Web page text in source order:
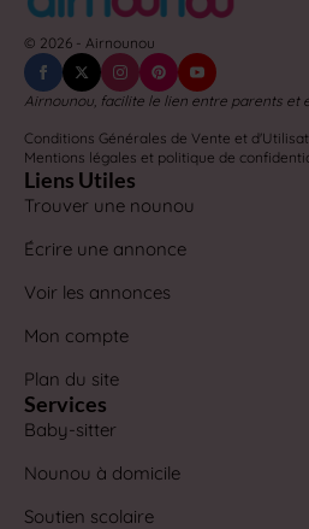
© 2026 - Airnounou
Airnounou, facilite le lien entre parents et
Conditions Générales de Vente et
Mentions légales et politique de
Liens Utiles
Trouver une nounou
Écrire une annonce
Voir les annonces
Mon compte
Plan du site
Services
Baby-sitter
Nounou à domicile
Soutien scolaire